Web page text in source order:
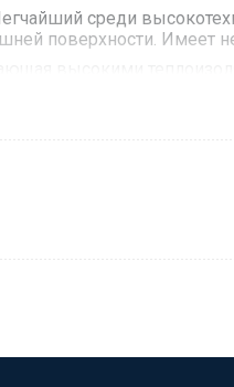
среди
поверхности. Имеет
высокими